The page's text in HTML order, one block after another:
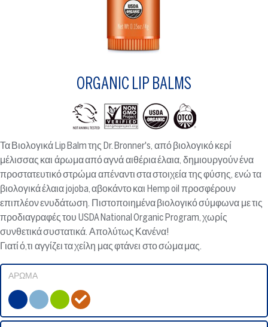
ORGANIC LIP BALMS
Τα Βιολογικά Lip Balm της Dr. Bronner's, από βιολογικό κερί
μέλισσας και άρωμα από αγνά αιθέρια έλαια, δημιουργούν ένα
προστατευτικό στρώμα απέναντι στα στοιχεία της φύσης, ενώ τα
βιολογικά έλαια jojoba, αβοκάντο και Hemp oil προσφέρουν
επιπλέον ενυδάτωση. Πιστοποιημένα βιολογικό σύμφωνα με τις
προδιαγραφές του USDA National Organic Program, χωρίς
συνθετικά συστατικά. Απολύτως Κανένα!
Γιατί ό,τι αγγίζει τα χείλη μας φτάνει στο σώμα μας.
ΆΡΩΜΑ